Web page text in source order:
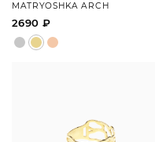
MATRYOSHKA ARCH
2690 ₽